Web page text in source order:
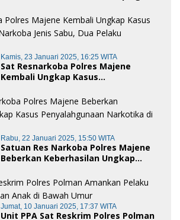
Baik dan penggelapan di Polres
Polman
Kamis, 23 Januari 2025, 16:25 WITA
Sat Resnarkoba Polres Majene
Kembali Ungkap Kasus
Dua Pelaku Diamankan
Rabu, 22 Januari 2025, 15:50 WITA
Satuan Res Narkoba Polres Majene
Beberkan Keberhasilan Ungkap
Awal Tahun 2025
Jumat, 10 Januari 2025, 17:37 WITA
Unit PPA Sat Reskrim Polres Polman